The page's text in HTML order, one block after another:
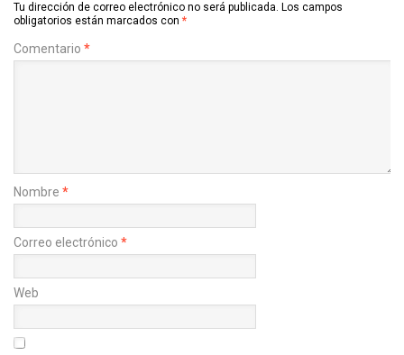
Tu dirección de correo electrónico no será publicada. Los campos
obligatorios están marcados con *
Comentario *
Nombre *
Correo electrónico *
Web